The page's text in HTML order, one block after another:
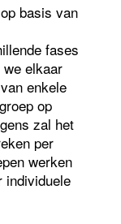
basis van
fases
elkaar
enkele
op
zal het
per
werken
individuele